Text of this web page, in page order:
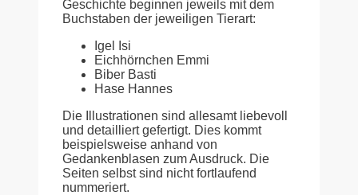
Geschichte beginnen jeweils mit dem
Buchstaben der jeweiligen Tierart:
Igel Isi
Eichhörnchen Emmi
Biber Basti
Hase Hannes
Die Illustrationen sind allesamt liebevoll
und detailliert gefertigt. Dies kommt
beispielsweise anhand von
Gedankenblasen zum Ausdruck. Die
Seiten selbst sind nicht fortlaufend
nummeriert.